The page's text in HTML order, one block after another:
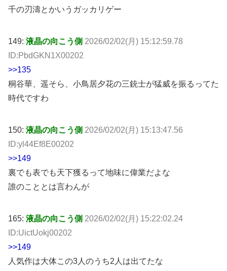
千の刃濤とかいうガッカリゲー
149: 液晶の向こう側 2026/02/02(月) 15:12:59.78
ID:PbdGKN1X00202
>>135
桐谷華、遥そら、小鳥居夕花の三銃士が猛威を振るってた
時代ですわ
150: 液晶の向こう側 2026/02/02(月) 15:13:47.56
ID:yl44Ef8E00202
>>149
裏でも表でも天下獲るって地味に偉業だよな
誰のこととは言わんが
165: 液晶の向こう側 2026/02/02(月) 15:22:02.24
ID:UictUokj00202
>>149
人気作は大体この3人のうち2人は出てたな